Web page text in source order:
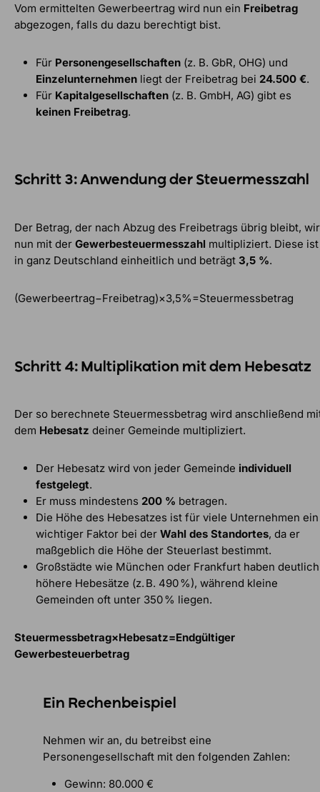
Vom ermittelten Gewerbeertrag wird nun ein Freibetrag
abgezogen, falls du dazu berechtigt bist.
Für Personengesellschaften (z. B. GbR, OHG) und
Einzelunternehmen liegt der Freibetrag bei 24.500 €.
Für Kapitalgesellschaften (z. B. GmbH, AG) gibt es
keinen Freibetrag.
Schritt 3: Anwendung der Steuermesszahl
Der Betrag, der nach Abzug des Freibetrags übrig bleibt,
nun mit der Gewerbesteuermesszahl multipliziert. Diese ist
in ganz Deutschland einheitlich und beträgt 3,5 %.
(Gewerbeertrag−Freibetrag)×3,5%=Steuermessbetrag
Schritt 4: Multiplikation mit dem Hebesatz
Der so berechnete Steuermessbetrag wird anschließend
dem Hebesatz deiner Gemeinde multipliziert.
Der Hebesatz wird von jeder Gemeinde individuell
festgelegt.
Er muss mindestens 200 % betragen.
Die Höhe des Hebesatzes ist für viele Unternehmen ein
wichtiger Faktor bei der Wahl des Standortes, da er
maßgeblich die Höhe der Steuerlast bestimmt.
Großstädte wie München oder Frankfurt haben deutlich
höhere Hebesätze (z. B. 490 %), während kleine
Gemeinden oft unter 350 % liegen.
Steuermessbetrag×Hebesatz=Endgültiger
Gewerbesteuerbetrag
Ein Rechenbeispiel
Nehmen wir an, du betreibst eine
Personengesellschaft mit den folgenden Zahlen:
Gewinn: 80.000 €